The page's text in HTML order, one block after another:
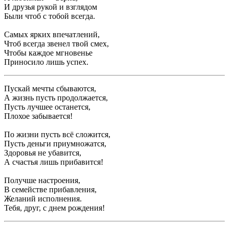
И друзья рукой и взглядом
Были чтоб с тобой всегда.
Самых ярких впечатлений,
Чтоб всегда звенел твой смех,
Чтобы каждое мгновенье
Приносило лишь успех.
Пускай мечты сбываются,
А жизнь пусть продолжается,
Пусть лучшее останется,
Плохое забывается!
По жизни пусть всё сложится,
Пусть деньги приумножатся,
Здоровья не убавится,
А счастья лишь прибавится!
Получше настроения,
В семействе прибавления,
Желаний исполнения.
Тебя, друг, с днем рождения!